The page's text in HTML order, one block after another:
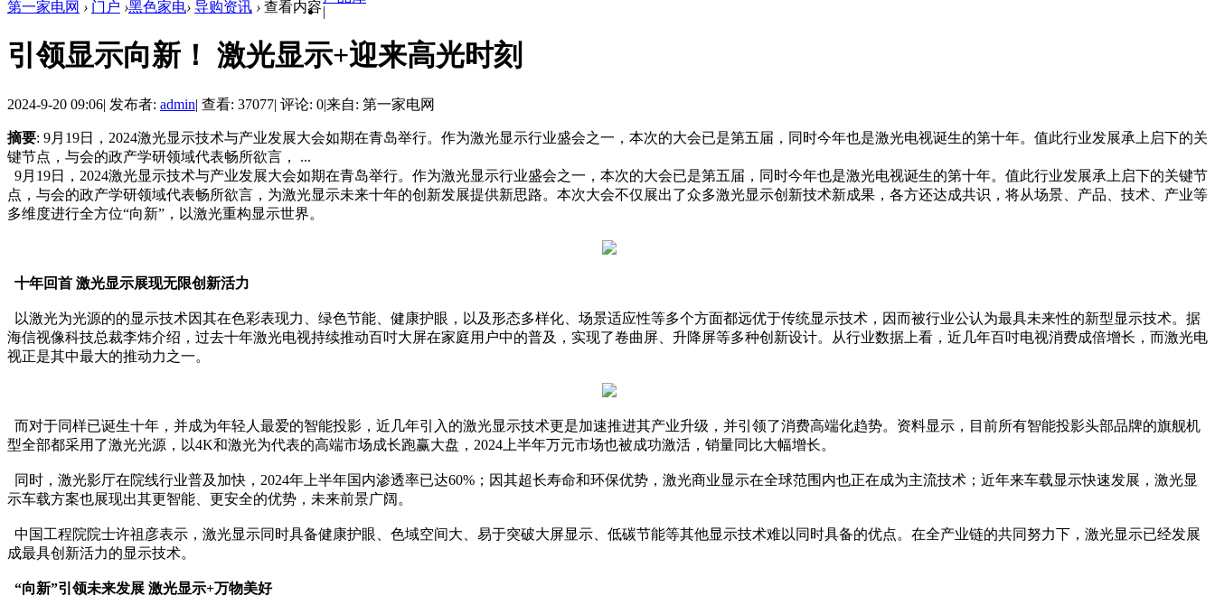
|
第一家电网 › 门户 ›黑色家电› 导购资讯 › 查看内容
引领显示向新！ 激光显示+迎来高光时刻
2024-9-20 09:06| 发布者: admin| 查看: 37077| 评论: 0|来自: 第一家电网
摘要: 9月19日，2024激光显示技术与产业发展大会如期在青岛举行。作为激光显示行业盛会之一，本次的大会已是第五届，同时今年也是激光电视诞生的第十年。值此行业发展承上启下的关
键节点，与会的政产学研领域代表畅所欲言， ...
9月19日，2024激光显示技术与产业发展大会如期在青岛举行。作为激光显示行业盛会之一，本次的大会已是第五届，同时今年也是激光电视诞生的第十年。值此行业发展承上启下的关键节
点，与会的政产学研领域代表畅所欲言，为激光显示未来十年的创新发展提供新思路。本次大会不仅展出了众多激光显示创新技术新成果，各方还达成共识，将从场景、产品、技术、产业等
多维度进行全方位“向新”，以激光重构显示世界。
十年回首 激光显示展现无限创新活力
以激光为光源的的显示技术因其在色彩表现力、绿色节能、健康护眼，以及形态多样化、场景适应性等多个方面都远优于传统显示技术，因而被行业公认为最具未来性的新型显示技术。据
海信视像科技总裁李炜介绍，过去十年激光电视持续推动百吋大屏在家庭用户中的普及，实现了卷曲屏、升降屏等多种创新设计。从行业数据上看，近几年百吋电视消费成倍增长，而激光电
视正是其中最大的推动力之一。
而对于同样已诞生十年，并成为年轻人最爱的智能投影，近几年引入的激光显示技术更是加速推进其产业升级，并引领了消费高端化趋势。资料显示，目前所有智能投影头部品牌的旗舰机
型全部都采用了激光光源，以4K和激光为代表的高端市场成长跑赢大盘，2024上半年万元市场也被成功激活，销量同比大幅增长。
同时，激光影厅在院线行业普及加快，2024年上半年国内渗透率已达60%；因其超长寿命和环保优势，激光商业显示在全球范围内也正在成为主流技术；近年来车载显示快速发展，激光显
示车载方案也展现出其更智能、更安全的优势，未来前景广阔。
中国工程院院士许祖彦表示，激光显示同时具备健康护眼、色域空间大、易于突破大屏显示、低碳节能等其他显示技术难以同时具备的优点。在全产业链的共同努力下，激光显示已经发展
成最具创新活力的显示技术。
“向新”引领未来发展 激光显示+万物美好